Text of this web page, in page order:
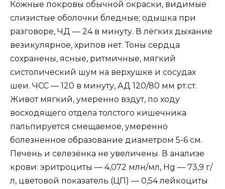
Кожные покровы обычной окраски, видимые
слизистые оболочки бледные; одышка при
разговоре, ЧД — 24 в минуту. В лёгких дыхание
везикулярное, хрипов нет. Тоны сердца
сохранены, ясные, ритмичные, мягкий
систолический шум на верхушке и сосудах
шеи. ЧСС — 120 в минуту, АД 120/80 мм рт.ст.
Живот мягкий, умеренно вздут, по ходу
восходящего отдела толстого кишечника
пальпируется смещаемое, умеренно
болезненное образование диаметром 5-6 см.
Печень и селезёнка не увеличены. В анализе
крови: эритроциты — 4,072 млн/мл, Hg — 73,9 г/
л, цветовой показатель (ЦП) — 0,54 лейкоциты